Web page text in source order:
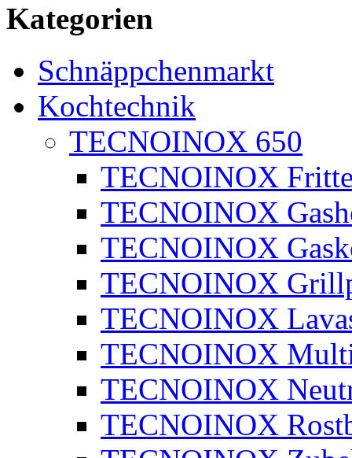
Kategorien
Schnäppchenmarkt
Kochtechnik
TECNOINOX 650
TECNOINOX
TECNOINOX
TECNOINOX
TECNOINOX
TECNOINOX
TECNOINOX
TECNOINOX
TECNOINOX